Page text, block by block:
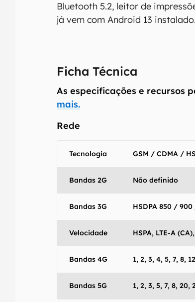
Bluetooth 5.2, leitor de
já vem com Android 13 instalado.
Ficha Técnica
As especificações e recursos
mais.
Rede
Tecnologia GSM / CDMA /
Bandas 2G Não definido
Bandas 3G HSDPA 850 /
Velocidade HSPA, LTE-A
Bandas 4G 1, 2, 3, 4, 5, 7, 8,
Bandas 5G 1, 2, 3, 5, 7, 8,